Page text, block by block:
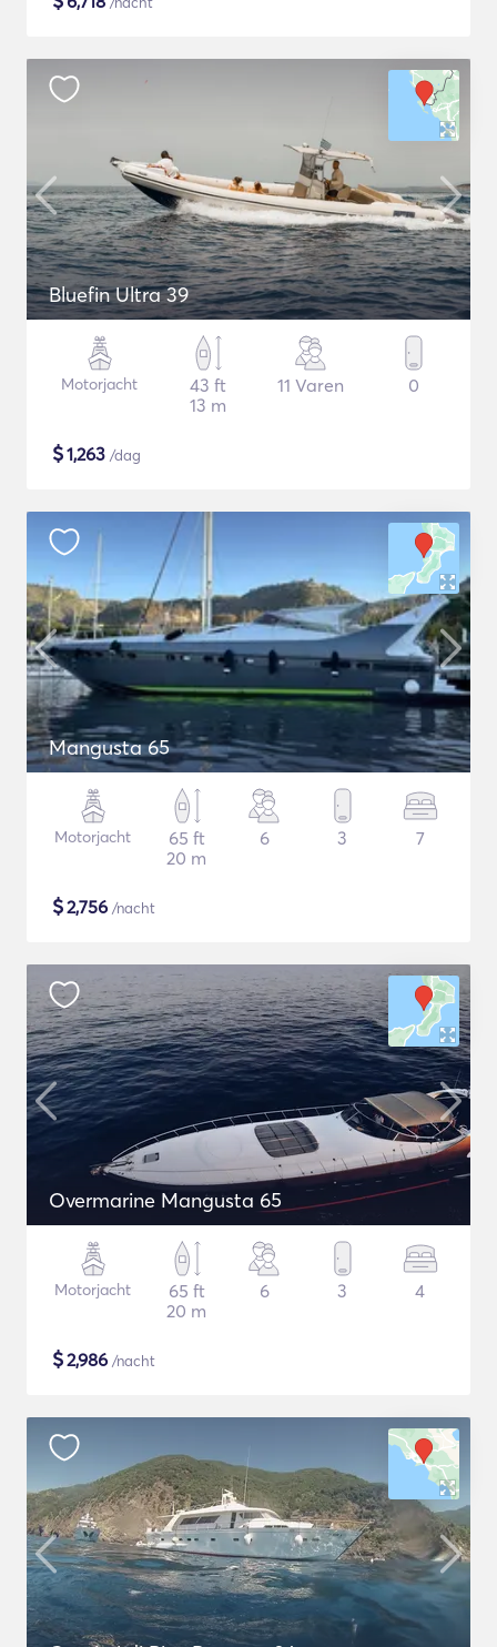
Bluefin Ultra 39
Motorjacht
43 ft
13 m
11 Varen 0
$1,263 /dag
Mangusta 65
Motorjacht
65 ft
20 m
6 3 7
$2,756 /nacht
Overmarine Mangusta 65
Motorjacht
65 ft
20 m
6 3 4
$2,986 /nacht